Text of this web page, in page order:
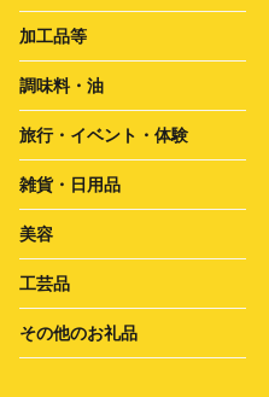
加工品等
調味料・油
旅行・イベント・体験
雑貨・日用品
美容
工芸品
その他のお礼品